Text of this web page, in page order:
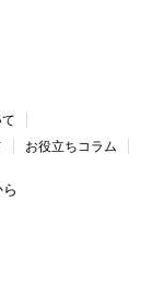
お役立ちコラム